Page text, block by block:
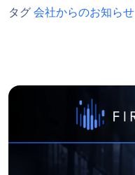
タグ 会社からのお知らせ